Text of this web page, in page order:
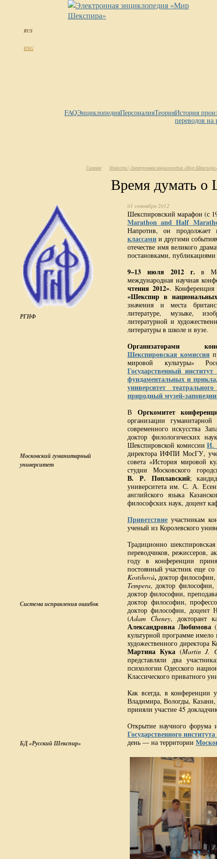
RUS
ENG
FAQЭнциклопедияПерсоналияТеорияИстория
переводов на
Главная Новости | Электронная энциклопедия «Мир
Время думать о
РГНФ
Московский гуманитарный
университет
Система исправления ошибок
БД «Русский Шекспир»
01 сентября 2012
Шекспировский марафон (с
Marathon and Half
Напротив, он продолжает
классами и другими
отечестве имя великого
постановками,
9–13 июля 2012 г. в
международная научная
чтения 2012».
«Шекспир в
значения и места
литературе, музыке,
литературной и
литературы в школе и вузе.
Организаторами
Шекспировская комиссия
мировой культуры»
Государственный институт
фундаментальных и
университет
природный музей-
В Оргкомитет
организации
современного искусства
доктор филологических
Шекспировской комиссииИ.
директора ИФПИ МосГУ,
совета «История мировой
студии Московского
В. Р. Поплавский;
университета им. С. А.
английского языка
философских наук, доцент
Приветствие участникам
ученый из Королевского
Традиционно
переводчиков, режиссеров,
году в конференции
постоянный участник еще
Kostihová, доктор
Tempera, доктор философии,
доктор философии,
доктор философии,
доктор философии, доцент
(Adam Cheney, докторант
Александровна Любимова
культурной программе имело
художественного директора
Мартина Кука(Martin J.
представляли два
психологии Одесского
Классического приватного
Как всегда, в конференции
Владимира, Вологды,
приняли участие 45
Открытие научного
Государственного
день — на территории